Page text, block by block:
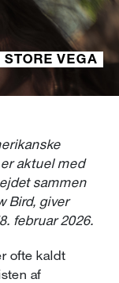
VEGA
aktuel med
sammen
Bird, giver
februar 2026.
ofte kaldt
af